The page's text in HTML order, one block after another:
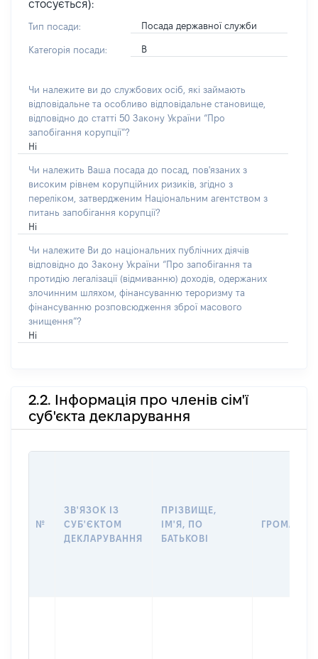
стосується):
Тип посади: Посада державної служби
Категорія посади: В
Чи належите ви до службових осіб, які займають
відповідальне та особливо відповідальне становище,
відповідно до статті 50 Закону України “Про
запобігання корупції”?
Ні
Чи належить Ваша посада до посад, пов'язаних з
високим рівнем корупційних ризиків, згідно з
переліком, затвердженим Національним агентством з
питань запобігання корупції?
Ні
Чи належите Ви до національних публічних діячів
відповідно до Закону України “Про запобігання та
протидію легалізації (відмиванню) доходів, одержаних
злочинним шляхом, фінансуванню тероризму та
фінансуванню розповсюдження зброї масового
знищення”?
Ні
2.2. Інформація про членів сім'ї
суб'єкта декларування
№
ЗВ'ЯЗОК ІЗ
СУБ'ЄКТОМ
ДЕКЛАРУВАННЯ
ПРІЗВИЩЕ,
ІМ'Я, ПО
БАТЬКОВІ